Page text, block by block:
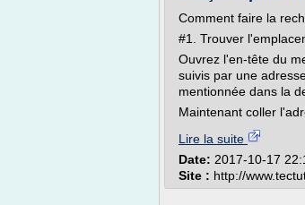
Comment faire la
#1. Trouver
Ouvrez l'en-tête du
suivis par une
mentionnée dans la
Maintenant coller
Lire la suite
Date: 2017-10-17
Site : http://